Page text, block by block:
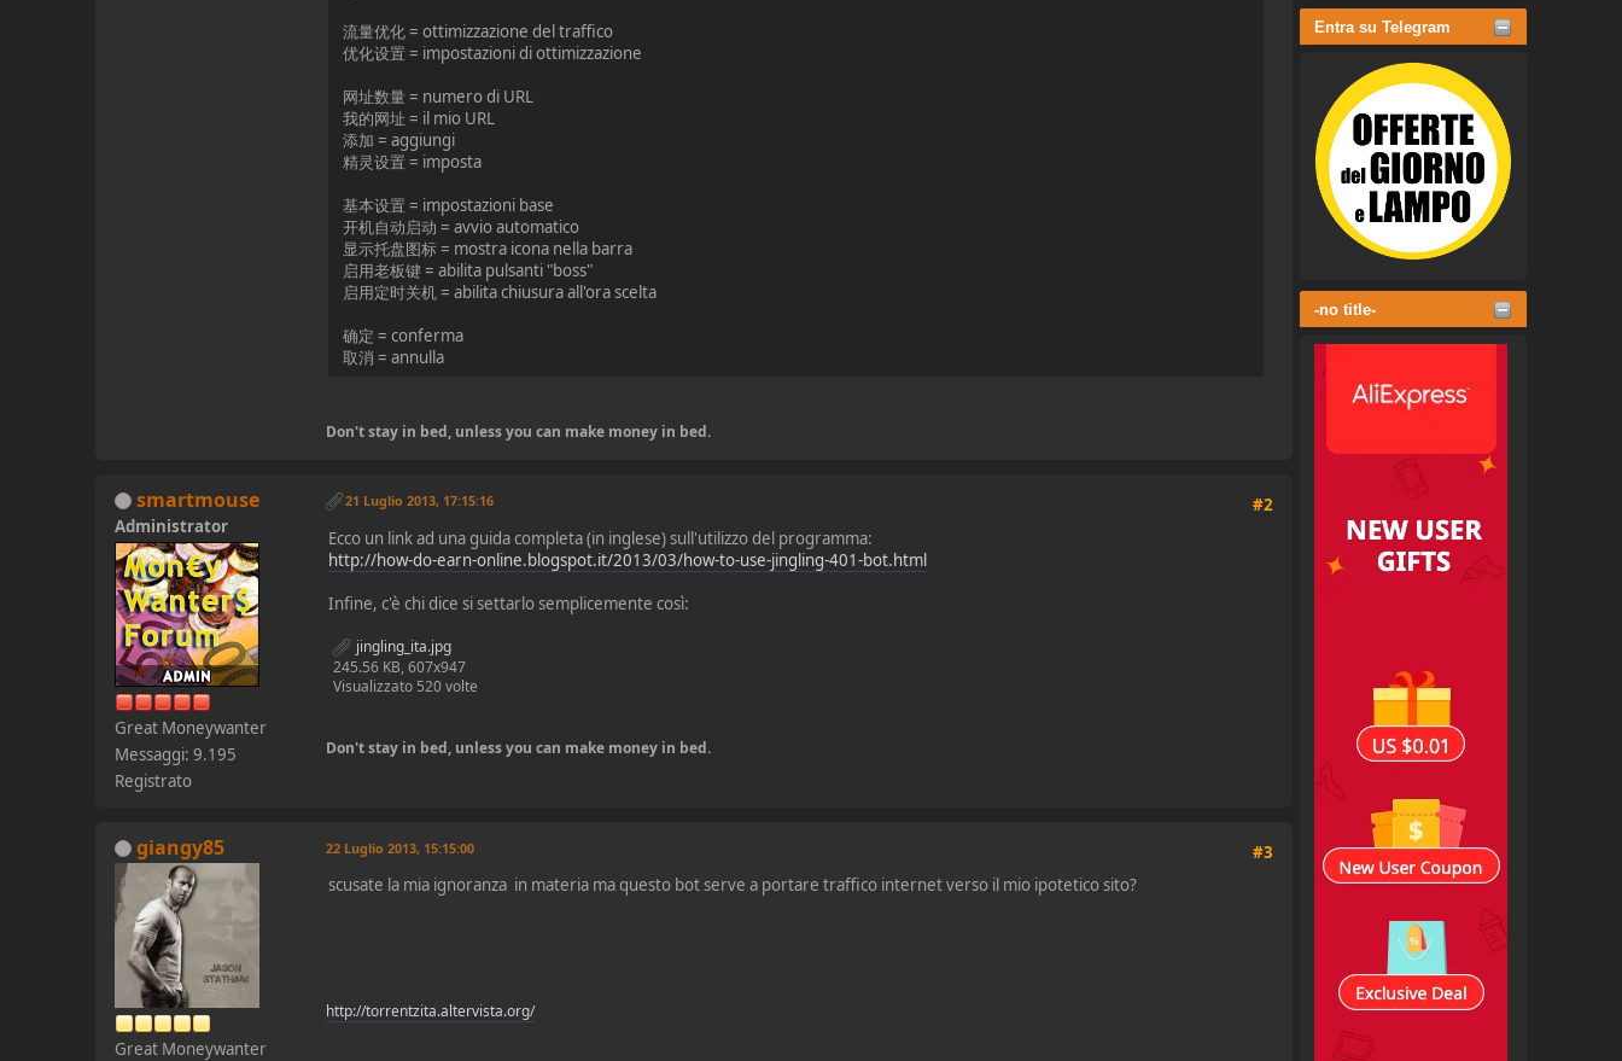
Entra su Telegram
-no title-
流量优化 = ottimizzazione del traffico
优化设置 = impostazioni di ottimizzazione
网址数量 = numero di URL
我的网址 = il mio URL
添加 = aggiungi
精灵设置 = imposta
基本设置 = impostazioni base
开机自动启动 = avvio automatico
显示托盘图标 = mostra icona nella barra
启用老板键 = abilita pulsanti "boss"
启用定时关机 = abilita chiusura all'ora scelta
确定 = conferma
取消 = annulla
Don't stay in bed, unless you can make money in bed.
smartmouse
Administrator
Great Moneywanter
Messaggi: 9.195
Registrato
#2
21 Luglio 2013, 17:15:16
Ecco un link ad una guida completa (in inglese) sull'utilizzo del programma:
http://how-do-earn-online.blogspot.it/2013/03/how-to-use-jingling-401-bot.html
Infine, c'è chi dice si settarlo semplicemente così:
jingling_ita.jpg
245.56 KB, 607x947
Visualizzato 520 volte
Don't stay in bed, unless you can make money in bed.
giangy85
Great Moneywanter
#3
22 Luglio 2013, 15:15:00
scusate la mia ignoranza in materia ma questo bot serve a portare traffico internet verso il mio ipotetico sito?
http://torrentzita.altervista.org/